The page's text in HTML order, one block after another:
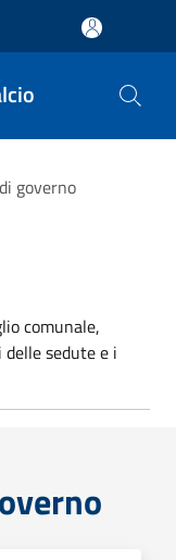
governo
comunale,
sedute e i